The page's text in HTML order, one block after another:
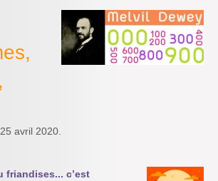
?
avril 2020.
friandises... c’est